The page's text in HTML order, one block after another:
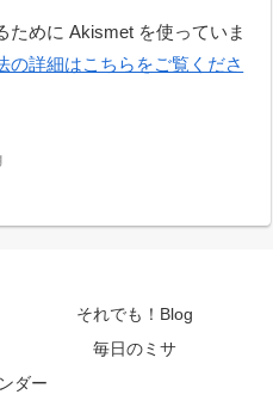
ために Akismet を使っていま
の詳細はこちらをご覧くださ
それでも！Blog
毎日のミサ
ダー